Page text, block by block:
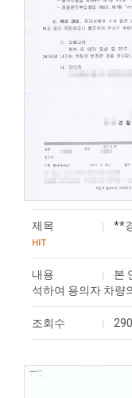
제목 **
HIT
내용
본
석하여 ​용의자 차량
조회수